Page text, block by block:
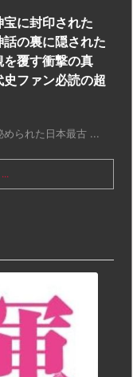
宝に封印された
話の裏に隠された
覆す衝撃の真
ファン必読の超
められた日本最古 ...